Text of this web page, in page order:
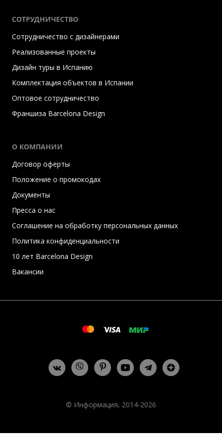
СОТРУДНИЧЕСТВО
Сотрудничество с дизайнерами
Реализованные проекты
Дизайн туры в Испанию
Комплектация объектов в Испании
Оптовое сотрудничество
Франшиза Barcelona Design
О КОМПАНИИ
Договор оферты
Положение о промокодах
Документы
Пресса о нас
Соглашение на обработку персональных данных
Политика конфиденциальности
10 лет Barcelona Design
Вакансии
© Информация, 2014-2026